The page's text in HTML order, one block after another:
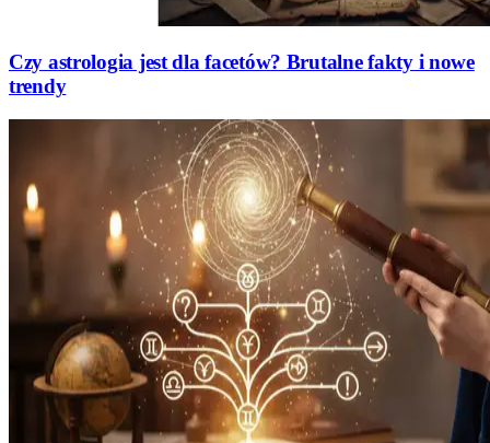
Czy astrologia jest dla facetów? Brutalne fakty i nowe
trendy